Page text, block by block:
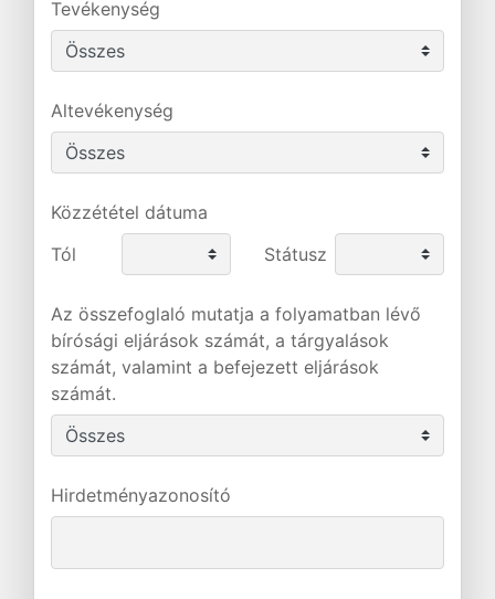
Tevékenység
Altevékenység
Közzététel dátuma
Tól
Státusz
Az összefoglaló mutatja a folyamatban lévő
bírósági eljárások számát, a tárgyalások
számát, valamint a befejezett eljárások
számát.
Hirdetményazonosító